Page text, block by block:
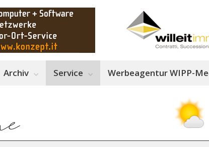
Archiv Service Werbeagentur WIPP-